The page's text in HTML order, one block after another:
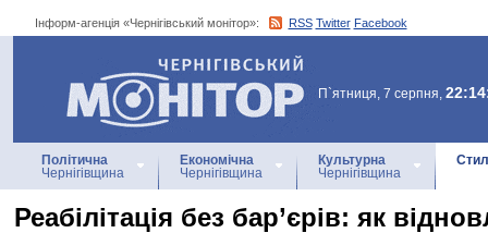
Інформ-агенція «Чернігівський монітор»: RSS Twitter Facebook
Інформ-агенція
«Чернігівський монітор»
П`ятниця, 7 серпня,
Політична
Чернігівщина
Економічна
Чернігівщина
Культурна
Чернігівщина
Реабілітація без бар’єрів: як